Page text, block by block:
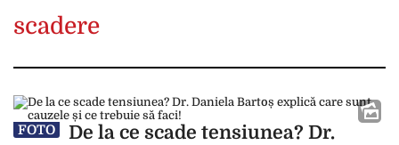
scadere
FOTO
De la ce scade tensiunea? Dr.